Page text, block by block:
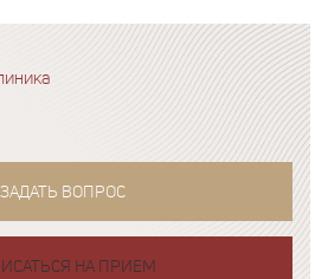
ЗАДАТЬ ВОПРОС
НА ПРИЕМ